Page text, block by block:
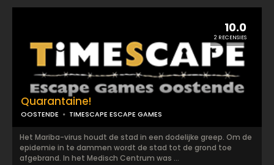
10.0
2 RECENSIES
Quarantaine!
OOSTENDE TIMESCAPE ESCAPE GAMES
Het Mariba-virus houdt de stad in een dodelijke greep. Om de
epidemie in te dammen wordt de stad tot de grond toe
afgebrand. In het Medisch Centrum was ...